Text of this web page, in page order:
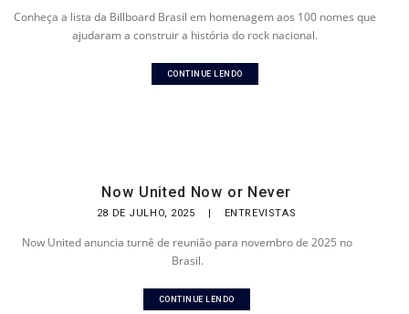
Conheça a lista da Billboard Brasil em homenagem aos 100 nomes que
ajudaram a construir a história do rock nacional.
CONTINUE LENDO
Now United Now or Never
28 DE JULHO, 2025 | ENTREVISTAS
Now United anuncia turnê de reunião para novembro de 2025 no
Brasil.
CONTINUE LENDO